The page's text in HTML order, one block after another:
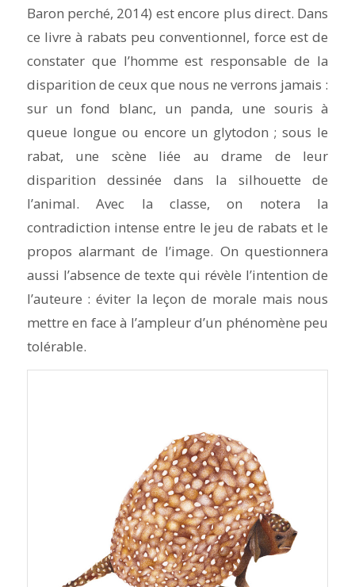
Baron perché, 2014) est encore plus direct. Dans
ce livre à rabats peu conventionnel, force est de
constater que l’homme est responsable de la
disparition de ceux que nous ne verrons jamais :
sur un fond blanc, un panda, une souris à
queue longue ou encore un glytodon ; sous le
rabat, une scène liée au drame de leur
disparition dessinée dans la silhouette de
l’animal. Avec la classe, on notera la
contradiction intense entre le jeu de rabats et le
propos alarmant de l’image. On questionnera
aussi l’absence de texte qui révèle l’intention de
l’auteure : éviter la leçon de morale mais nous
mettre en face à l’ampleur d’un phénomène peu
tolérable.